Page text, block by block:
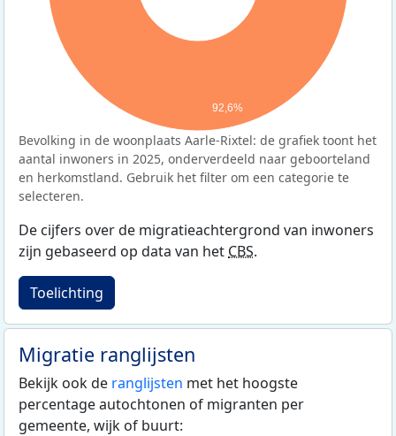
92,6%
Bevolking in de woonplaats Aarle-Rixtel: de grafiek toont het
aantal inwoners in 2025, onderverdeeld naar geboorteland
en herkomstland. Gebruik het filter om een categorie te
selecteren.
De cijfers over de migratieachtergrond van inwoners
zijn gebaseerd op data van het CBS.
Toelichting
Migratie ranglijsten
Bekijk ook de ranglijsten met het hoogste
percentage autochtonen of migranten per
gemeente, wijk of buurt: